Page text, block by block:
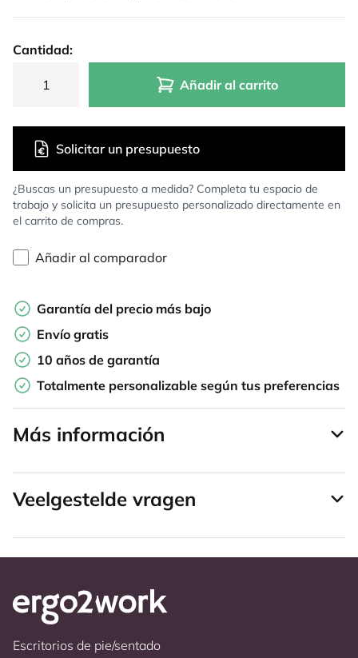
Cantidad:
Añadir al carrito
¿Buscas un presupuesto a medida? Completa tu espacio de
trabajo y solicita un presupuesto personalizado directamente en
el carrito de compras.
Solicitar un presupuesto
Añadir al comparador
Garantía del precio más bajo
Envío gratis
10 años de garantía
Totalmente personalizable según tus preferencias
Más información
Veelgestelde vragen
Escritorios de pie/sentado